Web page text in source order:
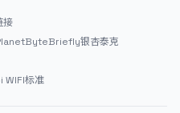
接
ByteBriefly银杏泰克
WIFI标准